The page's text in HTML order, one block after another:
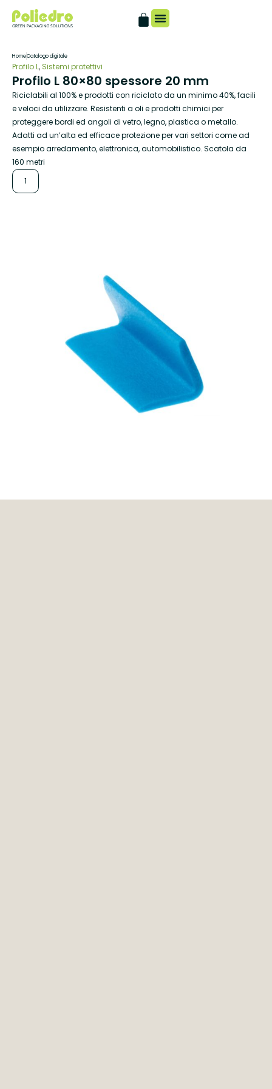
HomeCatalogo digitale
Profilo L, Sistemi protettivi
Profilo L 80×80 spessore 20 mm
Riciclabili al 100% e prodotti con riciclato da un minimo 40%, facili
e veloci da utilizzare. Resistenti a oli e prodotti chimici per
proteggere bordi ed angoli di vetro, legno, plastica o metallo.
Adatti ad un’alta ed efficace protezione per vari settori come ad
esempio arredamento, elettronica, automobilistico. Scatola da
160 metri